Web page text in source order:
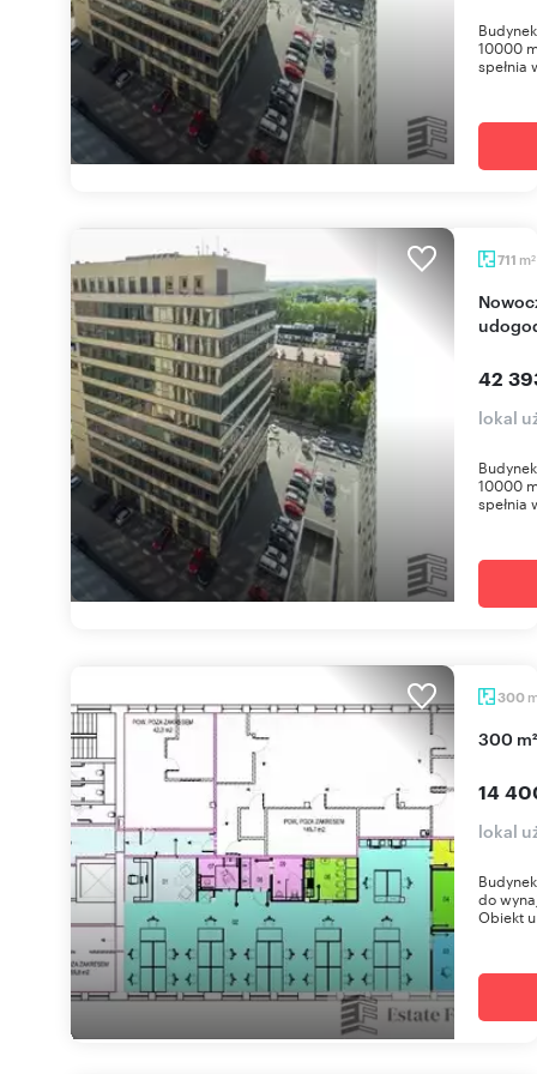
10000
spełnia
711 m2
Nowoczesny lokal biurowy 711 m2 z parkingiem i
42
lokal
10000
spełnia
300
300
14
lokal
do
Obiekt